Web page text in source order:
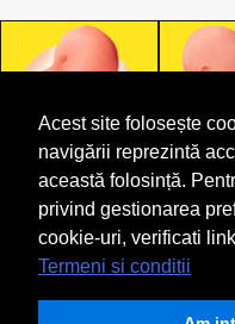
Acest site folosește
navigării reprezintă
această folosință.
privind gestionarea
cookie-uri, verificati
Termeni si conditii